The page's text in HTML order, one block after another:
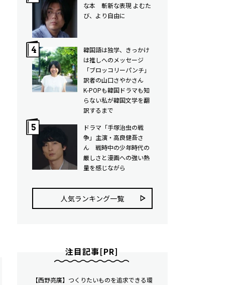
な本 斬新な表現 よむた
び、より自由に
韓国語は独学、きっかけ
は推しへのメッセージ
「ブロッコリーパンチ」
訳者の山口さやかさん
K-POPも韓国ドラマも知
らない私が韓国文学を翻
訳するまで
ドラマ「手塚治虫の戦
争」主演・高良健吾さ
ん 戦時中の少年時代の
厳しさと漫画への強い熱
量を感じながら
人気ランキング⼀覧
注目記事[PR]
【西野亮廣】つくりたいものを追求できる環